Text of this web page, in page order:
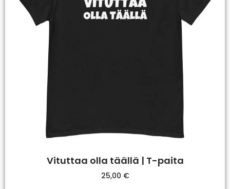
Vituttaa olla täällä | T-paita
25,00 €